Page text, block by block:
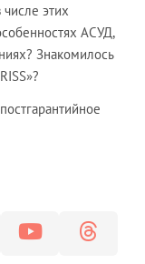
этих
АСУД,
Знакомилось